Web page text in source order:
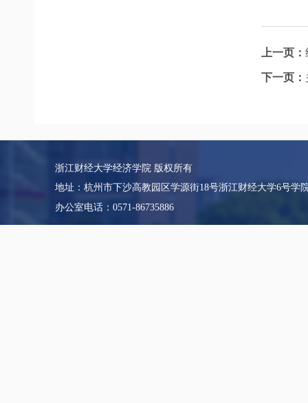
上一页：
下一页：
浙江财经大学经济学院 版权所有
地址：杭州市下沙高教园区学源街18号浙江财经大学6号学
办公室电话：0571-86735886